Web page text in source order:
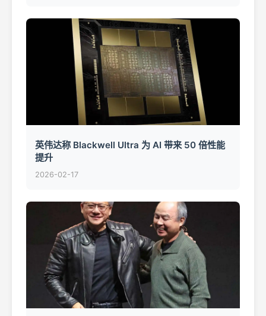
英伟达称 Blackwell Ultra 为 AI 带来 50 倍性能
提升
2026-02-17